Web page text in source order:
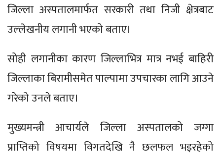
जिल्ला अस्पतालमार्फत सरकारी तथा निजी क्षेत्रबाट
उल्लेखनीय लगानी भएको बताए।
सोही लगानीका कारण जिल्लाभित्र मात्र नभई बाहिरी
जिल्लाका बिरामीसमेत पाल्पामा उपचारका लागि आउने
गरेको उनले बताए।
मुख्यमन्त्री आचार्यले जिल्ला अस्पतालको जग्गा
प्राप्तिको विषयमा विगतदेखि नै छलफल भइरहेको